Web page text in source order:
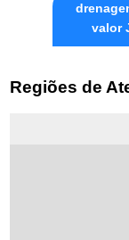
valor
Regiões de